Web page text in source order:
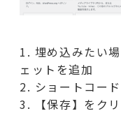
埋め込みたい
ェットを追加
ショートコー
【保存】をク